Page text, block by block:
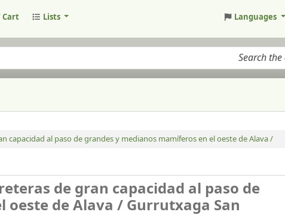
Cart Lists Languages
capacidad al paso de grandes y medianos mamíferos en el oeste de Alava /
de gran capacidad al paso de
oeste de Alava /Gurrutxaga San